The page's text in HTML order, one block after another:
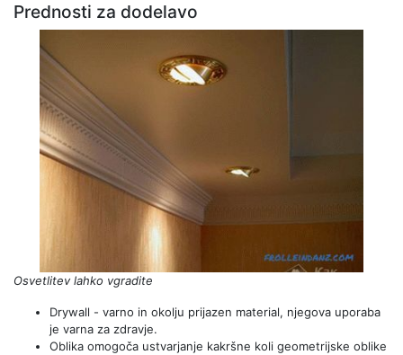
Prednosti za dodelavo
Osvetlitev lahko vgradite
Drywall - varno in okolju prijazen material, njegova uporaba
je varna za zdravje.
Oblika omogoča ustvarjanje kakršne koli geometrijske oblike